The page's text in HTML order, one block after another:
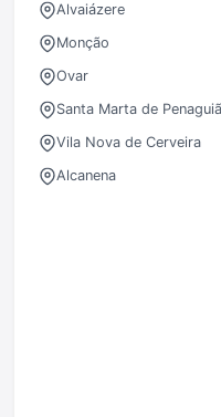
Alvaiázere
Monção
Ovar
Santa Marta de
Vila Nova de Cerveira
Alcanena